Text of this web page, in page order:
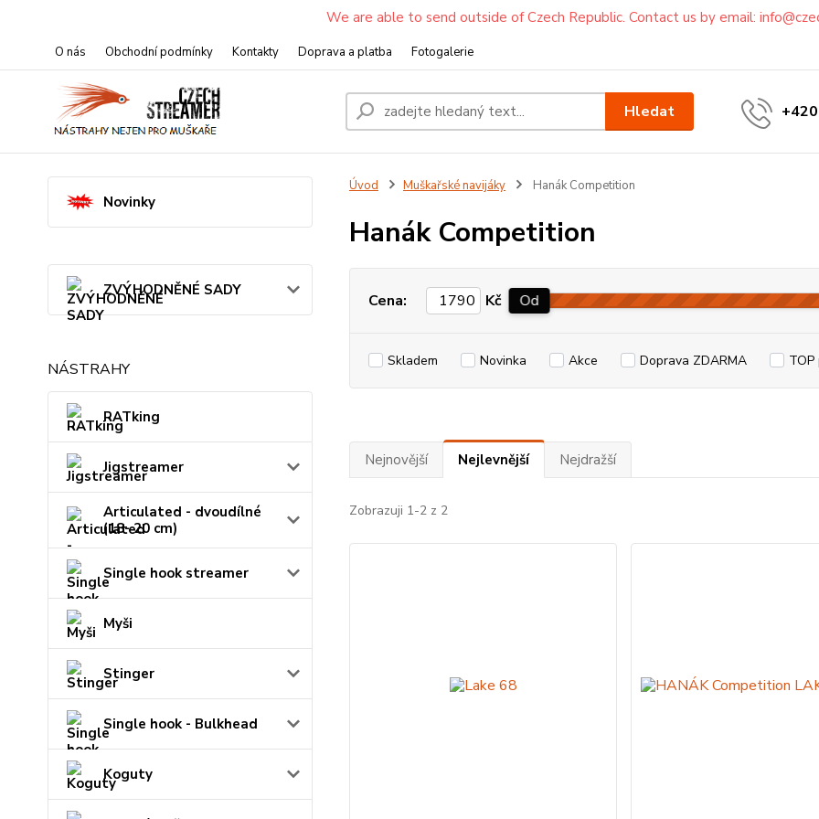
We are able to send outside of Czech Republic. Contact us by email:
O nás Obchodní podmínky Kontakty Doprava a platba Fotogalerie
Hledat
Novinky
ZVÝHODNĚNÉ SADY
NÁSTRAHY
RATking
Jigstreamer
Articulated - dvoudílné
(18- 20 cm)
Single hook streamer
Myši
Stinger
Single hook - Bulkhead
Koguty
Úvod Muškařské navijáky Hanák Competition
Hanák Competition
Cena: Kč Od
Skladem Novinka Akce Doprava ZDARMA
Nejnovější Nejlevnější Nejdražší
Zobrazuji 1-2 z 2